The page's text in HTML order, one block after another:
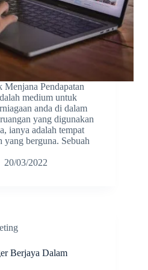
Pendapatan
medium untuk
anda di dalam
yang digunakan
ianya adalah tempat
berguna. Sebuah
20/03/2022
Berjaya Dalam